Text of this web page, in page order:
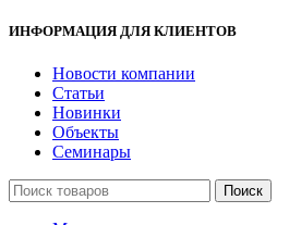
ИНФОРМАЦИЯ ДЛЯ КЛИЕНТОВ
Новости компании
Статьи
Новинки
Объекты
Семинары
Поиск